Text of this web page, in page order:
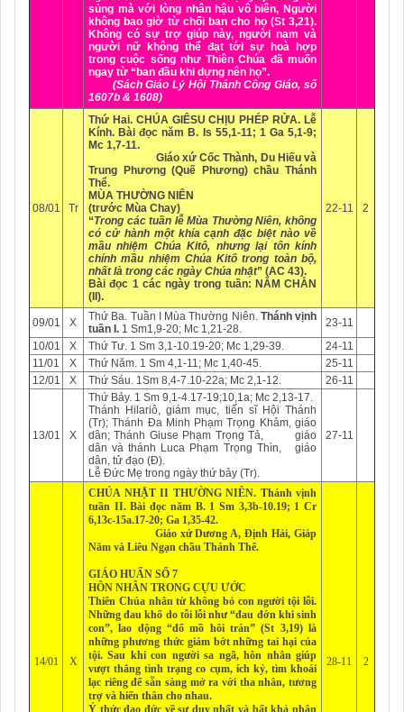
sủng mà với lòng nhân hậu vô biên, Người
không bao giờ từ chối ban cho họ (St 3,21).
Không có sự trợ giúp này, người nam và
người nữ không thể đạt tới sự hoà hợp
trong cuộc sống như Thiên Chúa đã muốn
ngay từ “ban đầu khi dựng nên họ”.
(Sách Giáo Lý Hội Thánh Công Giáo, số
1607b & 1608)
08/01 Tr
Thứ Hai. CHÚA GIÊSU CHỊU PHÉP RỬA. Lễ
Kính. Bài đọc năm B. Is 55,1-11; 1 Ga 5,1-9;
Mc 1,7-11.
Giáo xứCốc Thành, Du Hiếuvà
Trung Phương(Quế Phương) chầu Thánh
Thể.
MÙA THƯỜNG NIÊN
(trước Mùa Chay)
“Trong các tuần lễ Mùa Thường Niên, không
có cử hành một khía cạnh đặc biệt nào về
mầu nhiệm Chúa Kitô, nhưng lại tôn kính
chính mầu nhiệm Chúa Kitô trong toàn bộ,
nhất là trong các ngày Chúa nhật” (AC 43).
Bài đọc 1 các ngày trong tuần: NĂM CHẴN
(II).
22-11 2
09/01 X Thứ Ba. Tuần I Mùa Thường Niên. Thánh vịnh
tuần I. 1 Sm1,9-20; Mc 1,21-28.
23-11
10/01
X Thứ Tư. 1 Sm 3,1-10.19-20; Mc 1,29-39.
24-11
11/01
X Thứ Năm. 1 Sm 4,1-11; Mc 1,40-45.
25-11
12/01
X Thứ Sáu. 1Sm 8,4-7.10-22a; Mc 2,1-12. 26-11
13/01 X
Thứ Bảy. 1 Sm 9,1-4.17-19;10,1a; Mc 2,13-17.
Thánh Hilariô, giám mục, tiến sĩ Hội Thánh
(Tr); Thánh Đa Minh Phạm Trọng Khảm, giáo
dân; Thánh Giuse Phạm Trọng Tả, giáo
dân và thánh Luca Phạm Trọng Thìn, giáo
dân, tử đạo (Đ).
Lễ Đức Mẹ trong ngày thứ bảy (Tr).
27-11
14/01 X
CHÚA NHẬT II THƯỜNG NIÊN. Thánh vịnh
tuần II.Bài đọc năm B. 1 Sm 3,3b-10.19; 1 Cr
6,13c-15a.17-20; Ga 1,35-42.
Giáo xứDương A,Định Hải,Giáp
Năm và Liêu Ngạn chầu Thánh Thể.
GIÁO HUẤN SỐ 7
HÔN NHÂN TRONG CỰU ƯỚC
Thiên Chúa nhân từ không bỏ con người tội lỗi.
Những đau khổ do tỗi lỗi như “đau đớn khi sinh
con”, lao động “đổ mồ hôi trán” (St 3,19) là
những phương thức giảm bớt những tai hại của
tội. Sau khi con người sa ngã, hôn nhân giúp
vượt thắng tình trạng co cụm, ích kỷ, tìm khoái
lạc riêng để sẵn sàng mở ra với tha nhân, tương
trợ và hiến thân cho nhau.
Ý thức đạo đức về sự duy nhất và bất khả phân
28-11 2